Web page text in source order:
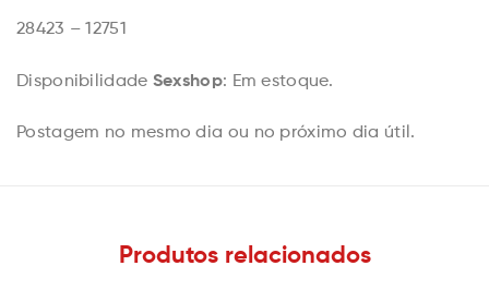
28423 – 12751
Disponibilidade Sexshop: Em estoque.
Postagem no mesmo dia ou no próximo dia útil.
Produtos relacionados